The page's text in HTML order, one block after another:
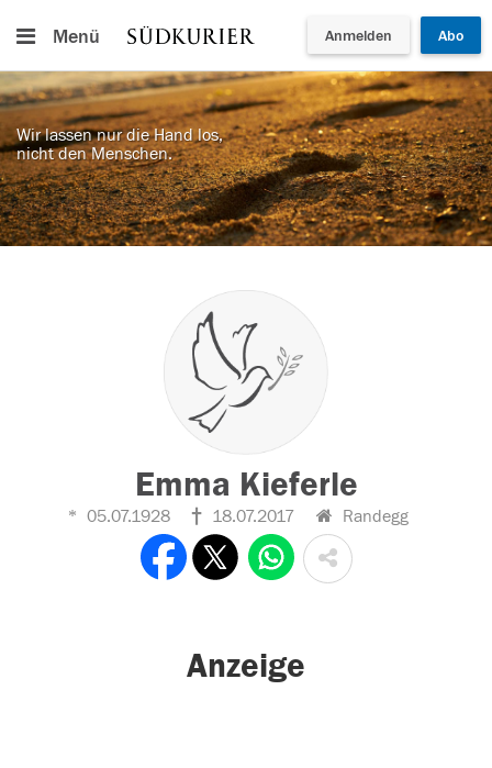
Menü Anmelden Abo
Wir lassen nur die Hand los,
nicht den Menschen.
Emma Kieferle
05.07.1928 18.07.2017 Randegg
Anzeige